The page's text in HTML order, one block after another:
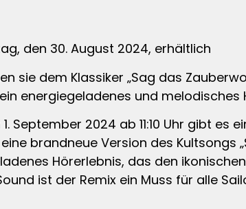
den 30. August 2024, erhältlich
sie dem Klassiker „Sag das
energiegeladenes und melodisches
September 2024 ab 11:10 Uhr gibt es
brandneue Version des Kultsongs
Hörerlebnis, das den
ist der Remix ein Muss für alle